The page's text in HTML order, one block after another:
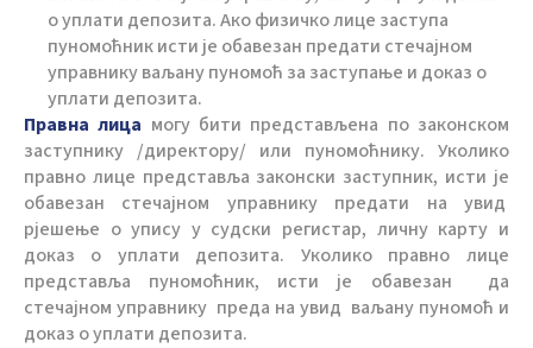
о уплати депозита. Ако физичко лице заступа
пуномоћник исти је обавезан предати стечајном
управнику ваљану пуномоћ за заступање и доказ о
уплати депозита.
Правна лица могу бити представљена по законском
заступнику /директору/ или пуномоћнику. Уколико
правно лице представља законски заступник, исти је
обавезан стечајном управнику предати на увид
рјешење о упису у судски регистар, личну карту и
доказ о уплати депозита. Уколико правно лице
представља пуномоћник, исти је обавезан да
стечајном управнику преда на увид ваљану пуномоћ и
доказ о уплати депозита.